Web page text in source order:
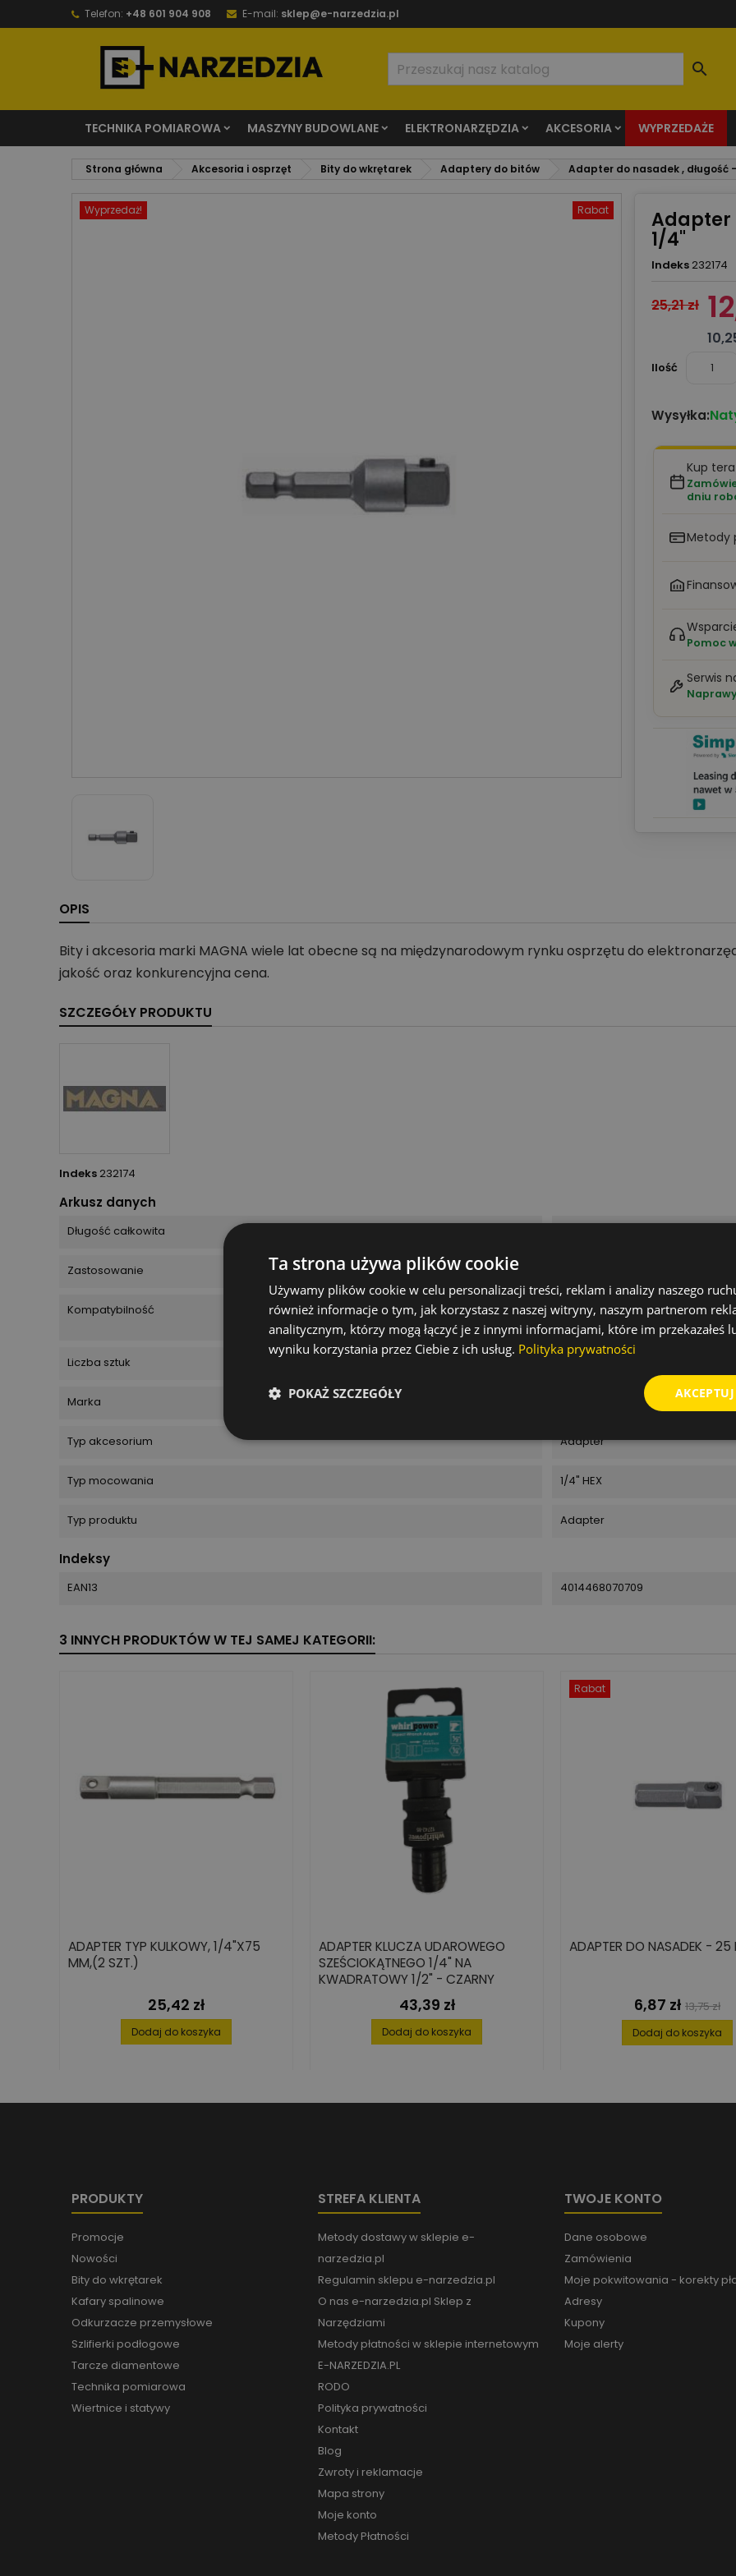
Telefon: +48 601 904 908 E-mail: sklep@e-narzedzia.pl

TECHNIKA POMIAROWA MASZYNY BUDOWLANE ELEKTRONARZĘDZIA AKCESORIA WYPRZEDAŻE
Strona główna Akcesoria i osprzęt Bity do wkrętarek Adaptery do bitów Adapter do nasadek , długość
Wyprzedaż! Rabat Adapter
1/4"
Indeks 232174
25,21 zł
Ilość
Wysyłka:
Kup
dniu
Metody
Pomoc
Serwis
OPIS
Bity i akcesoria marki MAGNA wiele lat obecne są na międzynarodowym rynku osprzętu do
jakość oraz konkurencyjna cena.
SZCZEGÓŁY PRODUKTU
Indeks 232174
Arkusz danych
Długość całkowita
Zastosowanie
Kompatybilność
do nasadek Magna 1/4"
nasadowych 1/4
Liczba sztuk
Marka
Typ akcesorium Adapter
Typ mocowania 1/4" HEX
Typ produktu Adapter
Indeksy
EAN13 4014468070709
3 INNYCH PRODUKTÓW W TEJ SAMEJ KATEGORII:
ADAPTER TYP KULKOWY, 1/4"X75
MM,(2 SZT.)
Cena
25,42 zł
Dodaj do koszyka
ADAPTER KLUCZA UDAROWEGO
SZEŚCIOKĄTNEGO 1/4" NA
KWADRATOWY 1/2" - CZARNY
Cena
43,39 zł
Dodaj do koszyka
Rabat
ADAPTER DO NASADEK -
Cena
6,87 zł Cena
13,75 zł
Dodaj do koszyka
PRODUKTY
Promocje
Nowości
Bity do wkrętarek
Kafary spalinowe
Odkurzacze przemysłowe
Szlifierki podłogowe
Tarcze diamentowe
Technika pomiarowa
Wiertnice i statywy
STREFA KLIENTA
Metody dostawy w sklepie e-
narzedzia.pl
Regulamin sklepu e-narzedzia.pl
O nas e-narzedzia.pl Sklep z
Narzędziami
Metody płatności w sklepie internetowym
E-NARZEDZIA.PL
RODO
Polityka prywatności
Kontakt
Blog
Zwroty i reklamacje
Mapa strony
Moje konto
Metody Płatności
TWOJE KONTO
Dane osobowe
Zamówienia
Moje pokwitowania - korekty
Adresy
Kupony
Moje alerty
Ta strona używa plików cookie
Używamy plików cookie w celu personalizacji treści, reklam i analizy naszego
również informacje o tym, jak korzystasz z naszej witryny, naszym partnerom
analitycznym, którzy mogą łączyć je z innymi informacjami, które im przekazałeś
wyniku korzystania przez Ciebie z ich usług. Polityka prywatności
POKAŻ SZCZEGÓŁY